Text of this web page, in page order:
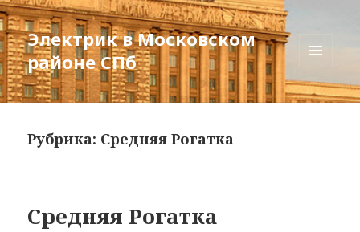
Электрик в Московском
районе СПб
И
ВИДЖЕТЫ
Рубрика: Средняя Рогатка
Средняя Рогатка